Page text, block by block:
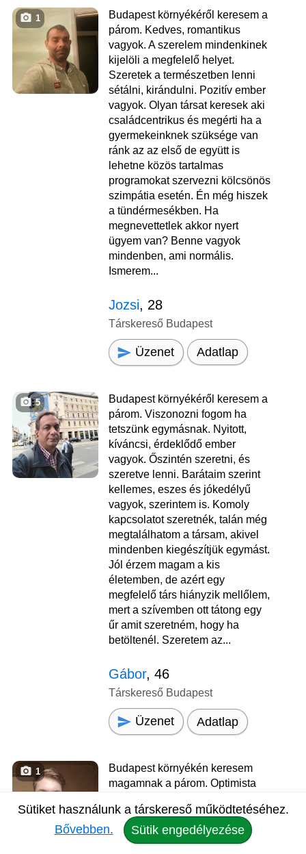
1
Budapest környékéről keresem a
párom. Kedves, romantikus
vagyok. A szerelem mindenkinek
kijelöli a megfelelő helyet.
Szeretek a természetben lenni
sétálni, kirándulni. Pozitív ember
vagyok. Olyan társat keresek aki
családcentrikus és megérti ha a
gyermekeinknek szüksége van
ránk az az első de együtt is
lehetne közös tartalmas
programokat szervezni kölcsönös
szimpátia esetén. Én még hiszek
a tündérmesékben. Ha
megnevettetlek akkor nyert
ügyem van? Benne vagyok
mindenben, ami normális.
Ismerem...
Jozsi, 28
Társkereső Budapest
Üzenet Adatlap
5
Budapest környékéről keresem a
párom. Viszonozni fogom ha
tetszünk egymásnak. Nyitott,
kíváncsi, érdeklődő ember
vagyok. Őszintén szeretni, és
szeretve lenni. Barátaim szerint
kellemes, eszes és jókedélyű
vagyok, szerintem is. Komoly
kapcsolatot szeretnék, talán még
megtalálhatom a társam, akivel
mindenben kiegészítjük egymást.
Jól érzem magam a kis
életemben, de azért egy
megfelelő társ hiányzik mellőlem,
mert a szívemben ott tátong egy
űr amit szeretném, hogy ha
betöltenél. Szeretem az...
Gábor, 46
Társkereső Budapest
Üzenet Adatlap
1
Budapest környékén keresem
magamnak a párom. Optimista
dolgok jó oldalát nézni és a
megoldásra koncentrálni.
Kedves, megértő páromat
Sütiket használunk a társkereső működtetéséhez.
Bővebben.
Sütik engedélyezése